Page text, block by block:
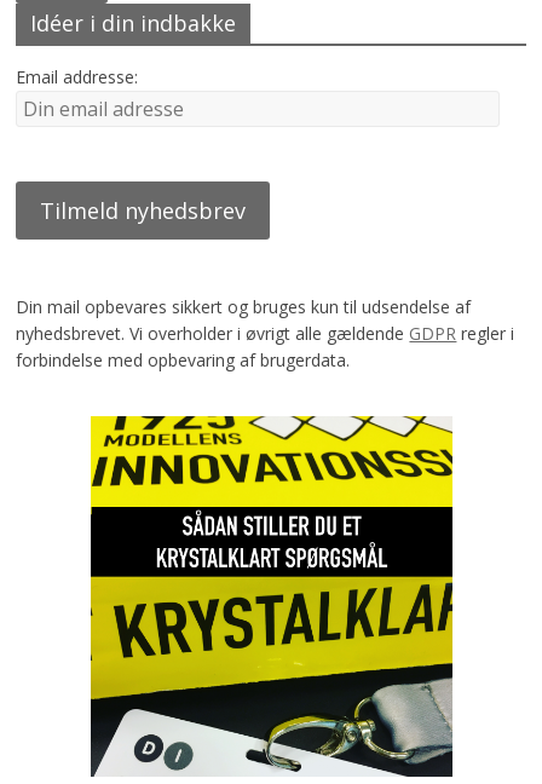
Idéer i din indbakke
Email addresse:
Din mail opbevares sikkert og bruges kun til udsendelse af
nyhedsbrevet. Vi overholder i øvrigt alle gældende GDPR regler i
forbindelse med opbevaring af brugerdata.